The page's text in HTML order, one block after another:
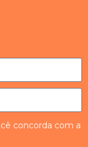
concorda com a